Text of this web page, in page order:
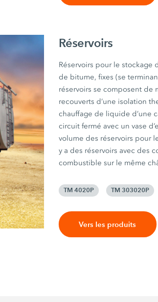
Réservoirs
Réservoirs pour le
de bitume, fixes (se
réservoirs se composent de
recouverts d’une isolation
chauffage de liquide d’une
circuit fermé avec un vase
volume des réservoirs pour
y a des réservoirs avec des
combustible sur le même
TM 4020P TM 303020P
Vers les produits